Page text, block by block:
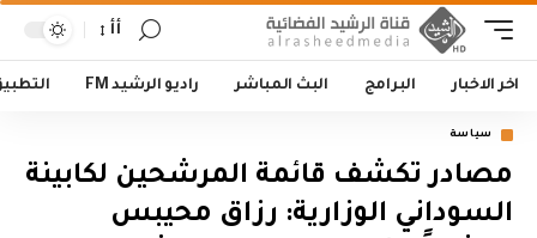
أأ
اخر الاخبار البرامج البث المباشر راديو الرشيد FM
سياسة
مصادر تكشف قائمة المرشحين لكابينة
السوداني الوزارية: رزاق محيبس